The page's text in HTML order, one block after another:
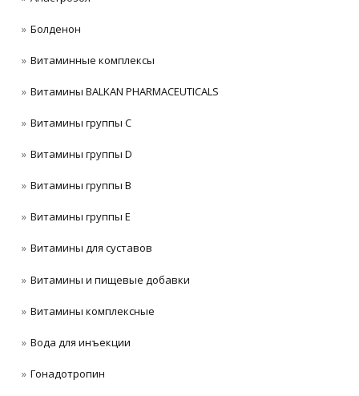
Болденон
Витаминные комплексы
Витамины BALKAN PHARMACEUTICALS
Витамины группы C
Витамины группы D
Витамины группы В
Витамины группы Е
Витамины для суставов
Витамины и пищевые добавки
Витамины комплексные
Вода для инъекции
Гонадотропин